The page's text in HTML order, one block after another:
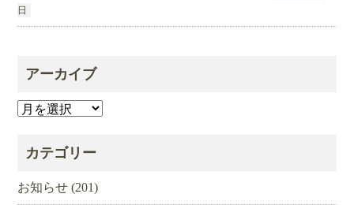
日
アーカイブ
ア
ブ
カテゴリー
お知らせ (201)